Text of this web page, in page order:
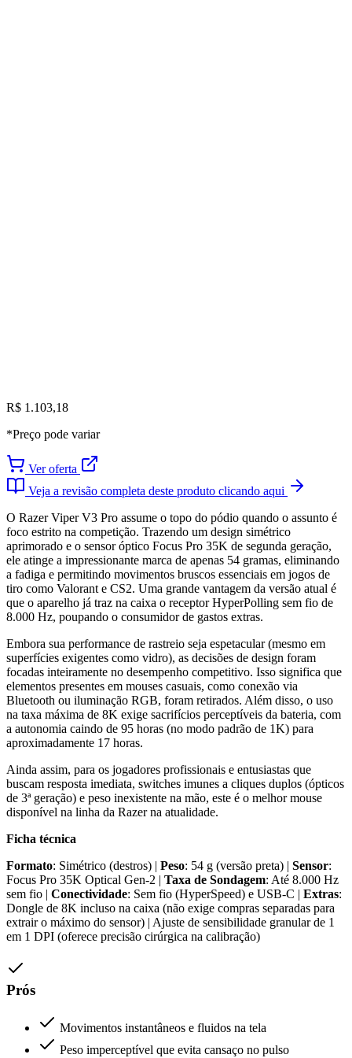
R$ 1.103,18
*Preço pode variar
Ver oferta
Veja a revisão completa deste produto clicando aqui
O Razer Viper V3 Pro assume o topo do pódio quando o assunto é
foco estrito na competição. Trazendo um design simétrico
aprimorado e o sensor óptico Focus Pro 35K de segunda geração,
ele atinge a impressionante marca de apenas 54 gramas, eliminando
a fadiga e permitindo movimentos bruscos essenciais em jogos de
tiro como Valorant e CS2. Uma grande vantagem da versão atual é
que o aparelho já traz na caixa o receptor HyperPolling sem fio de
8.000 Hz, poupando o consumidor de gastos extras.
Embora sua performance de rastreio seja espetacular (mesmo em
superfícies exigentes como vidro), as decisões de design foram
focadas inteiramente no desempenho competitivo. Isso significa que
elementos presentes em mouses casuais, como conexão via
Bluetooth ou iluminação RGB, foram retirados. Além disso, o uso
na taxa máxima de 8K exige sacrifícios perceptíveis da bateria, com
a autonomia caindo de 95 horas (no modo padrão de 1K) para
aproximadamente 17 horas.
Ainda assim, para os jogadores profissionais e entusiastas que
buscam resposta imediata, switches imunes a cliques duplos (ópticos
de 3ª geração) e peso inexistente na mão, este é o melhor mouse
disponível na linha da Razer na atualidade.
Ficha técnica
Formato: Simétrico (destros) | Peso: 54 g (versão preta) | Sensor:
Focus Pro 35K Optical Gen-2 | Taxa de Sondagem: Até 8.000 Hz
sem fio | Conectividade: Sem fio (HyperSpeed) e USB-C | Extras:
Dongle de 8K incluso na caixa (não exige compras separadas para
extrair o máximo do sensor) | Ajuste de sensibilidade granular de 1
em 1 DPI (oferece precisão cirúrgica na calibração)
Prós
Movimentos instantâneos e fluidos na tela
Peso imperceptível que evita cansaço no pulso